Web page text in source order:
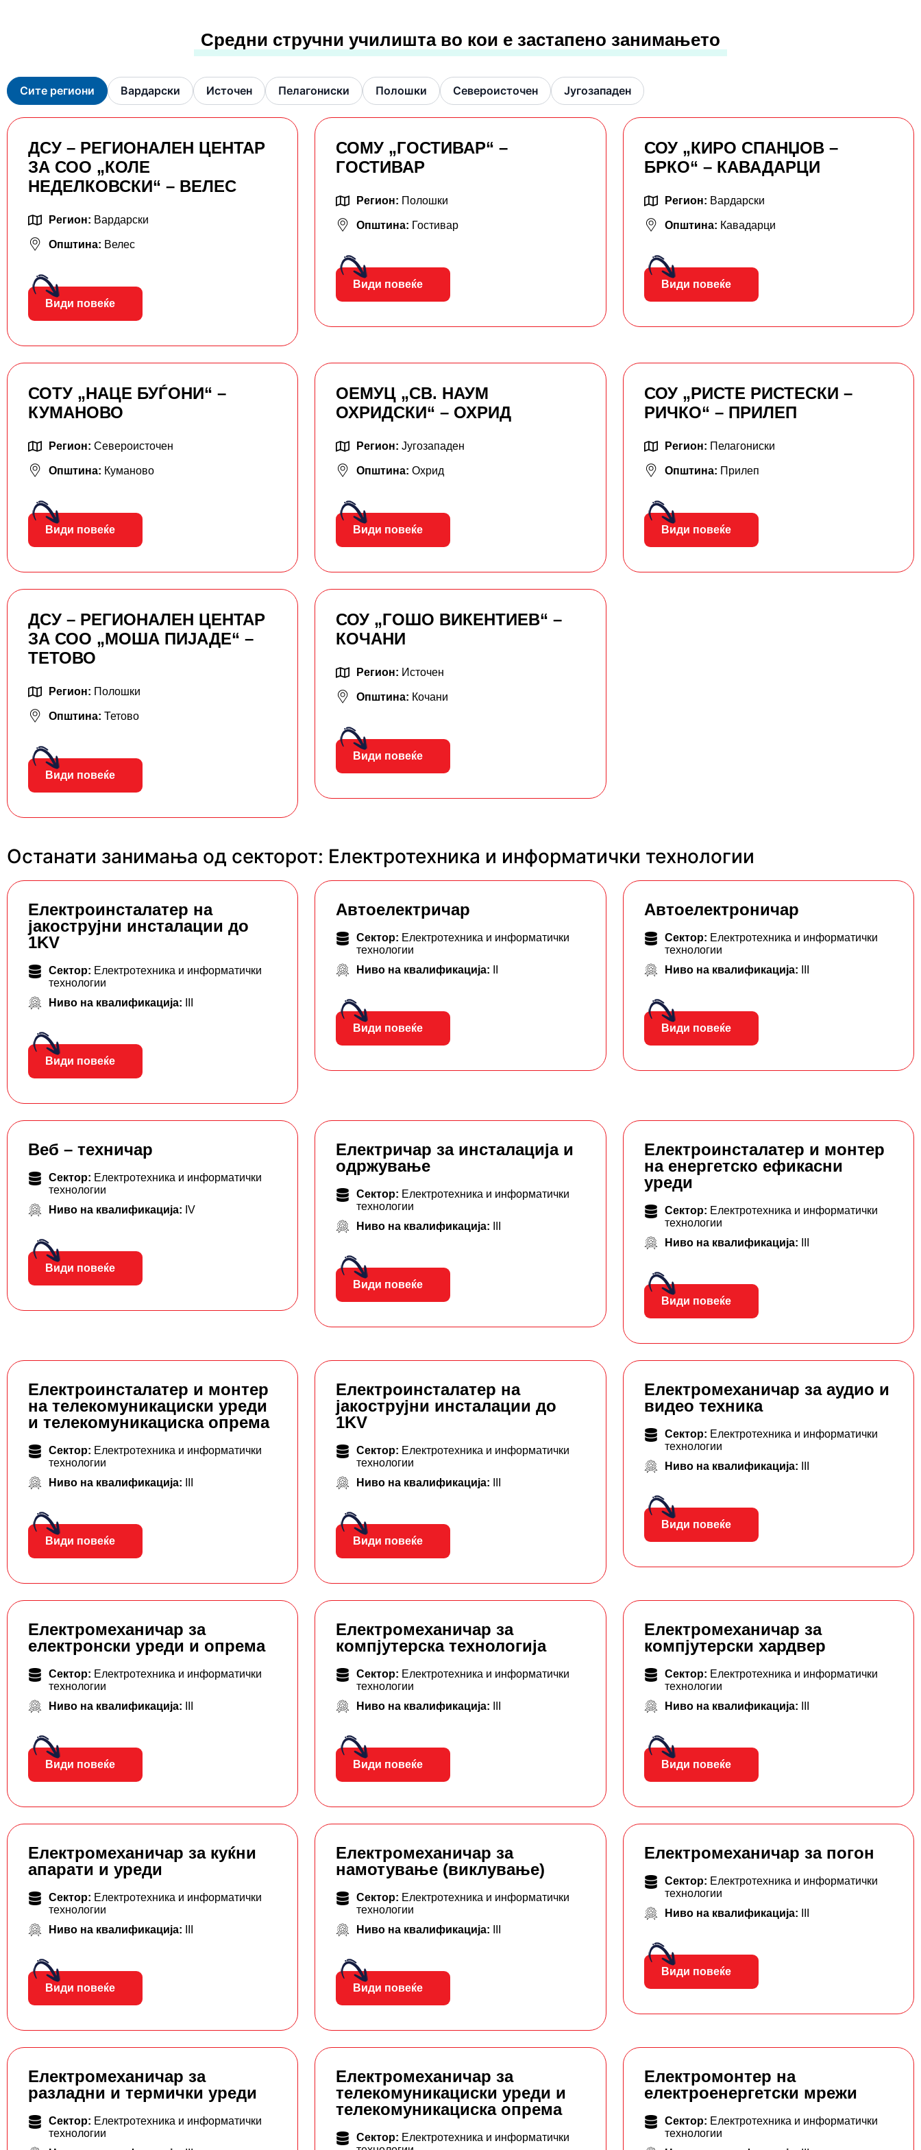
Средни стручни училишта во кои е застапено занимањето
Сите региони Вардарски Источен Пелагониски Полошки Североисточен Југозападен
ДСУ – РЕГИОНАЛЕН ЦЕНТАР
ЗА СОО „КОЛЕ
НЕДЕЛКОВСКИ“ – ВЕЛЕС
Регион: Вардарски
Општина: Велес
Види повеќе
СОМУ „ГОСТИВАР“ –
ГОСТИВАР
Регион: Полошки
Општина: Гостивар
Види повеќе
СОУ „КИРО СПАНЏОВ –
БРКО“ – КАВАДАРЦИ
Регион: Вардарски
Општина: Кавадарци
Види повеќе
СОТУ „НАЦЕ БУЃОНИ“ –
КУМАНОВО
Регион: Североисточен
Општина: Куманово
Види повеќе
ОЕМУЦ „СВ. НАУМ
ОХРИДСКИ“ – ОХРИД
Регион:Југозападен
Општина:Охрид
Види повеќе
СОУ „РИСТЕ РИСТЕСКИ –
РИЧКО“ – ПРИЛЕП
Регион: Пелагониски
Општина: Прилеп
Види повеќе
ДСУ – РЕГИОНАЛЕН ЦЕНТАР
ЗА СОО „МОША ПИЈАДЕ“ –
ТЕТОВО
Регион: Полошки
Општина: Тетово
Види повеќе
СОУ „ГОШО ВИКЕНТИЕВ“ –
КОЧАНИ
Регион: Источен
Општина: Кочани
Види повеќе
Останати занимања од секторот: Електротехника и информатички технологии
Eлектроинсталатер на
јакострујни инсталации до
1KV
Сектор: Електротехника и информатички
технологии
Ниво на квалификација:
Види повеќе
Автоелектричар
Сектор: Електротехника и информатички
технологии
Ниво на квалификација:
Види повеќе
Автоелектроничар
Сектор: Електротехника и информатички
технологии
Ниво на квалификација:
Види повеќе
Веб – техничар
Сектор: Електротехника и информатички
технологии
Ниво на квалификација: IV
Види повеќе
Електричар за инсталација и
одржување
Сектор: Електротехника и информатички
технологии
Ниво на квалификација:
Види повеќе
Електроинсталатер и монтер
на енергетско ефикасни
уреди
Сектор: Електротехника и информатички
технологии
Ниво на квалификација:
Види повеќе
Електроинсталатер и монтер
на телекомуникациски уреди
и телекомуникациска опрема
Сектор: Електротехника и информатички
технологии
Ниво на квалификација:
Види повеќе
Електроинсталатер на
јакострујни инсталации до
1KV
Сектор: Електротехника и информатички
технологии
Ниво на квалификација:
Види повеќе
Електромеханичар за аудио и
видео техника
Сектор: Електротехника и информатички
технологии
Ниво на квалификација:
Види повеќе
Електромеханичар за
електронски уреди и опрема
Сектор: Електротехника и информатички
технологии
Ниво на квалификација:
Види повеќе
Електромеханичар за
компјутерска технологија
Сектор: Електротехника и информатички
технологии
Ниво на квалификација:
Види повеќе
Електромеханичар за
компјутерски хардвер
Сектор: Електротехника и информатички
технологии
Ниво на квалификација:
Види повеќе
Електромеханичар за куќни
апарати и уреди
Сектор: Електротехника и информатички
технологии
Ниво на квалификација:
Види повеќе
Електромеханичар за
намотување (виклување)
Сектор: Електротехника и информатички
технологии
Ниво на квалификација:
Види повеќе
Електромеханичар за погон
Сектор: Електротехника и информатички
технологии
Ниво на квалификација:
Види повеќе
Електромеханичар за
разладни и термички уреди
Сектор: Електротехника и информатички
технологии
Електромеханичар за
телекомуникациски уреди и
телекомуникациска опрема
Сектор: Електротехника и информатички
Електромонтер на
електроенергетски мрежи
Сектор: Електротехника и информатички
технологии